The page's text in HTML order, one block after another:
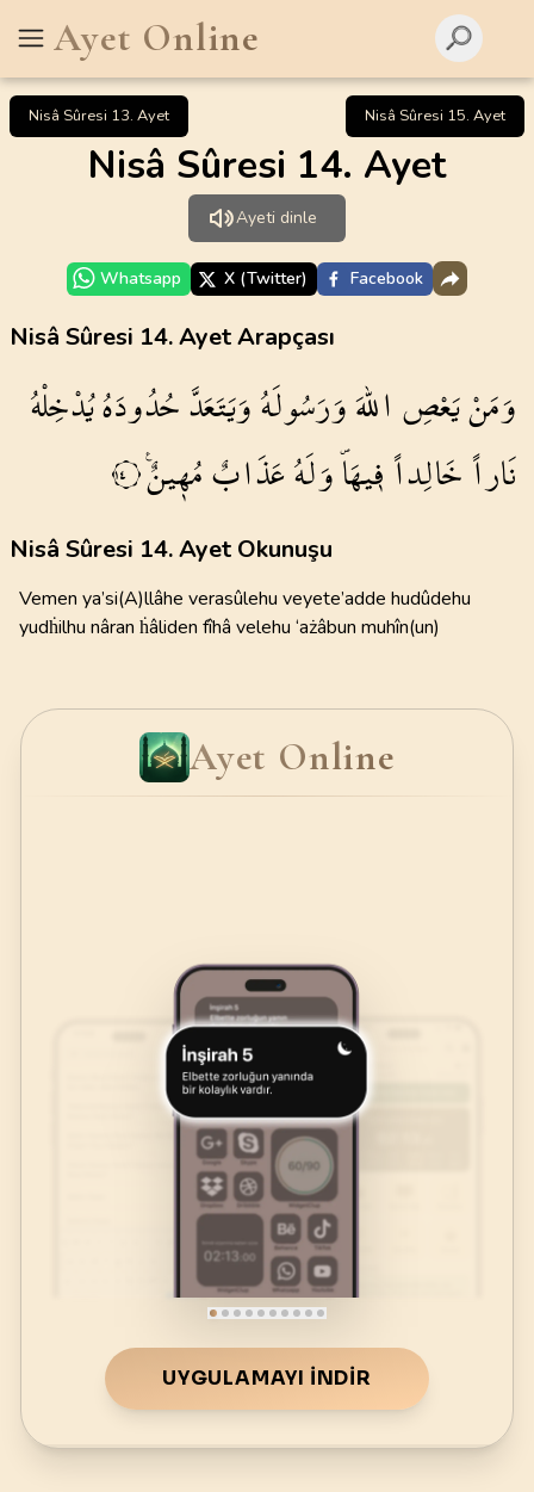
Ayet Online
Nisâ Sûresi 13. Ayet Nisâ Sûresi 15. Ayet
Nisâ Sûresi 14. Ayet
Ayeti dinle
Whatsapp X (Twitter) Facebook
Nisâ Sûresi 14. Ayet Arapçası
وَمَنْيَعْصِاللّٰهَوَرَسُولَهُوَيَتَعَدَّحُدُودَهُيُدْخِلْهُ
نَاراًخَالِداًف۪يهَاۖوَلَهُعَذَابٌمُه۪ينٌ۟ ١٤
Nisâ Sûresi 14. Ayet Okunuşu
Vemen ya’si(A)llâhe verasûlehu veyete’adde hudûdehu
yudḣilhu nâran ḣâliden fîhâ velehu ‘ażâbun muhîn(un)
Ayet Online
UYGULAMAYI İNDIR